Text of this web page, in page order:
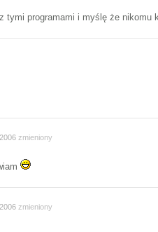
tymi programami i myślę że
zmieniony
zmieniony